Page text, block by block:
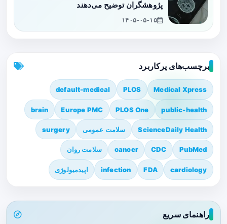
پژوهشگران توضیح می‌دهند
۱۴۰۵-۰۵-۱۵
برچسب‌های پرکاربرد
Medical Xpress
PLOS
default-medical
public-health
PLOS One
Europe PMC
brain
ScienceDaily Health سلامت عمومی surgery
PubMed
CDC
cancer سلامت روان
cardiology
FDA
infection اپیدمیولوژی
راهنمای سریع